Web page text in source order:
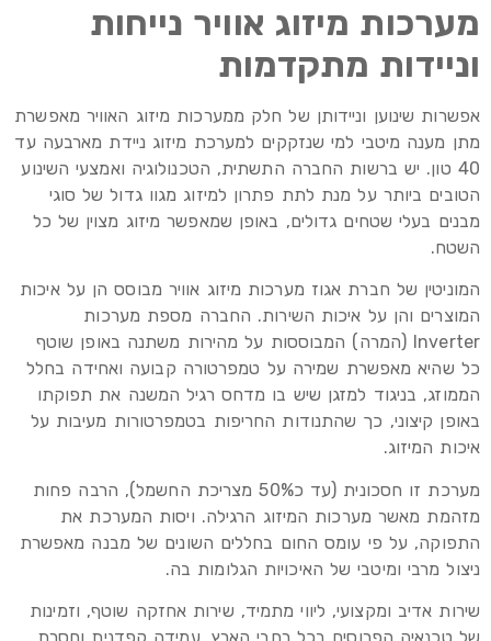
מערכות מיזוג אוויר נייחות
וניידות מתקדמות
אפשרות שינוען וניידותן של חלק ממערכות מיזוג האוויר מאפשרת
מתן מענה מיטבי למי שנזקקים למערכת מיזוג ניידת מארבעה עד
40 טון. יש ברשות החברה התשתית, הטכנולוגיה ואמצעי השינוע
הטובים ביותר על מנת לתת פתרון למיזוג מגוו גדול של סוגי
מבנים בעלי שטחים גדולים, באופן שמאפשר מיזוג מצוין של כל
השטח.
המוניטין של חברת אגוז מערכות מיזוג אוויר מבוסס הן על איכות
המוצרים והן על איכות השירות. החברה מספת מערכות
Inverter (המרה) המבוססות על מהירות משתנה באופן שוטף
כל שהיא מאפשרת שמירה על טמפרטורה קבועה ואחידה בחלל
הממוזג, בניגוד למזגן שיש בו מדחס רגיל המשנה את תפוקתו
באופן קיצוני, כך שהתנודות החריפות בטמפרטורות מעיבות על
איכות המיזוג.
מערכת זו חסכונית (עד כ50% מצריכת החשמל), הרבה פחות
מזהמת מאשר מערכות המיזוג הרגילה. ויסות המערכת את
התפוקה, על פי עומס החום בחללים השונים של מבנה מאפשרת
ניצול מרבי ומיטבי של האיכויות הגלומות בה.
שירות אדיב ומקצועי, ליווי מתמיד, שירות אחזקה שוטף, וזמינות